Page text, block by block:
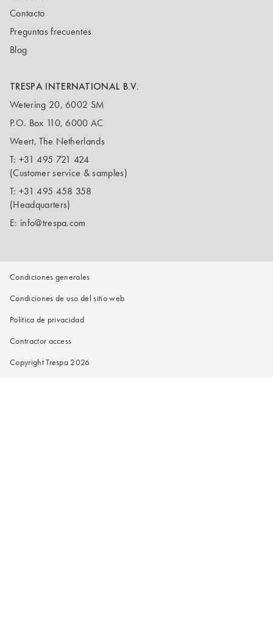
Contacto
Preguntas frecuentes
Blog
TRESPA INTERNATIONAL B.V.
Wetering 20, 6002 SM
P.O. Box 110, 6000 AC
Weert, The Netherlands
T: +31 495 721 424
(Customer service & samples)
T: +31 495 458 358
(Headquarters)
E: info@trespa.com
Condiciones generales
Condiciones de uso del sitio web
Política de privacidad
Contractor access
Copyright Trespa 2026